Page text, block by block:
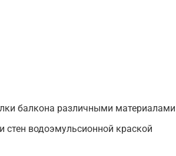
балкона различными материалами
стен водоэмульсионной краской